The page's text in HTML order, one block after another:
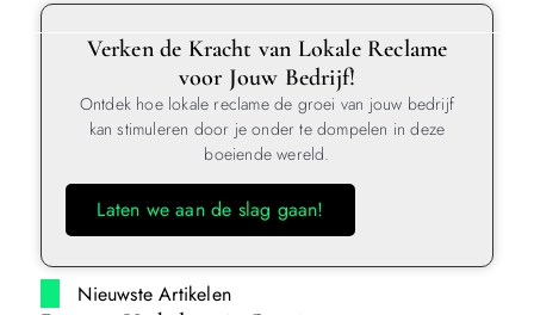
Verken de Kracht van Lokale Reclame
voor Jouw Bedrijf!
Ontdek hoe lokale reclame de groei van jouw bedrijf
kan stimuleren door je onder te dompelen in deze
boeiende wereld.
Laten we aan de slag gaan!
Nieuwste Artikelen